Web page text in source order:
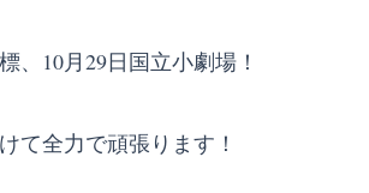
、10月29日国立小劇場！
て全力で頑張ります！